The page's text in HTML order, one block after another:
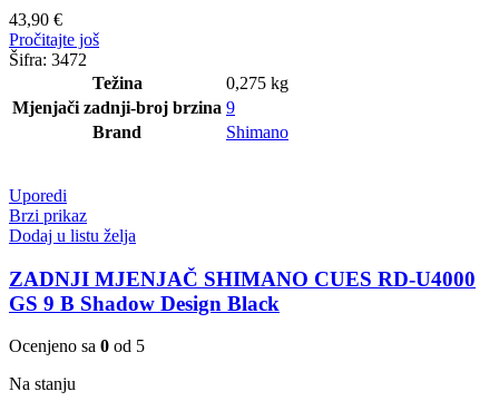
43,90 €
Pročitajte još
Šifra: 3472
Težina
0,275 kg
Mjenjači zadnji-broj brzina 9
Brand
Shimano
Uporedi
Brzi prikaz
Dodaj u listu želja
ZADNJI MJENJAČ SHIMANO CUES RD-U4000
GS 9 B Shadow Design Black
Ocenjeno sa 0 od 5
Na stanju